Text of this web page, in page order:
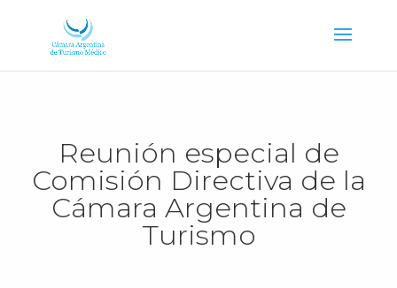
Reunión especial de
Comisión Directiva de la
Cámara Argentina de
Turismo